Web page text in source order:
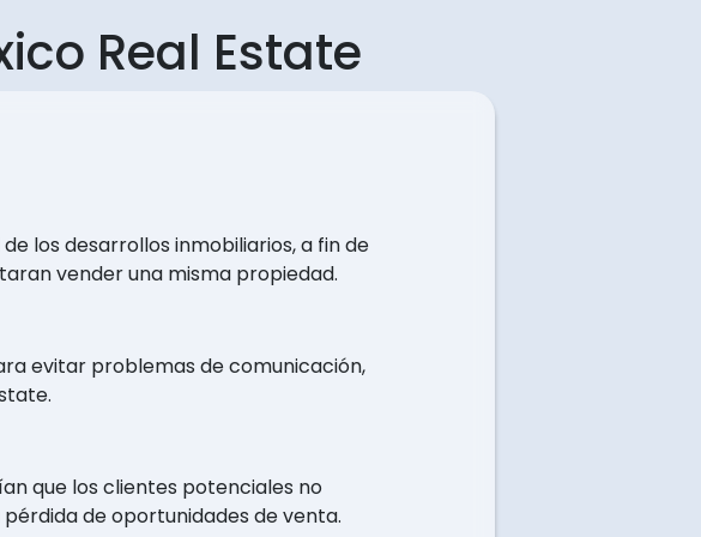
Real Estate
los desarrollos inmobiliarios, a fin de
vender una misma propiedad.
evitar problemas de comunicación,
que los clientes potenciales no
de oportunidades de venta.